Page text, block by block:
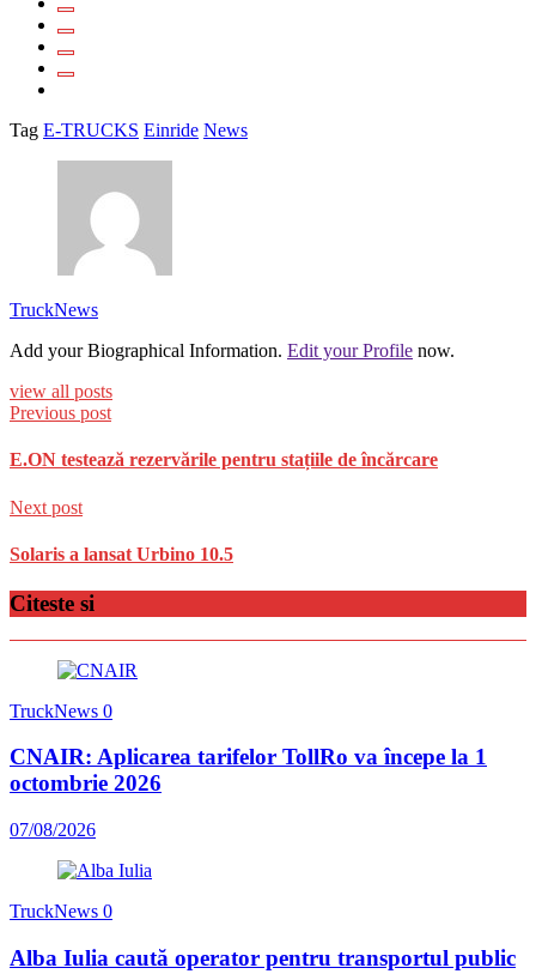
Tag E-TRUCKS Einride News
TruckNews
Add your Biographical Information. Edit your Profile now.
view all posts
Previous post
E.ON testează rezervările pentru stațiile de încărcare
Next post
Solaris a lansat Urbino 10.5
Citeste si
TruckNews 0
CNAIR: Aplicarea tarifelor TollRo va începe la 1
octombrie 2026
07/08/2026
TruckNews 0
Alba Iulia caută operator pentru transportul public